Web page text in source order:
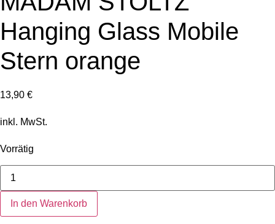
Hanging Glass Mobile
Stern orange
13,90 €
inkl. MwSt.
Vorrätig
MADAM
STOLTZ
Hanging
Glass
Mobile
Stern
In den Warenkorb